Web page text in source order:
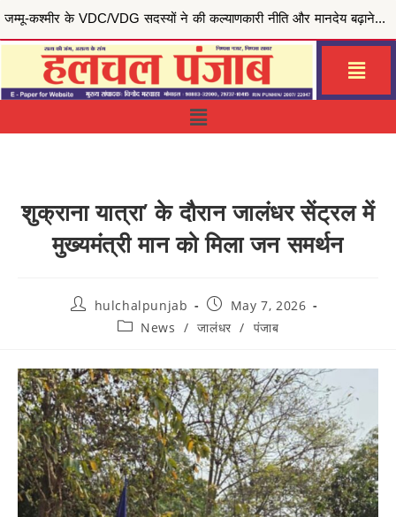
मुख्यमंत्री भगवंत सिंह मान की ‘मेरी रसोई योजना’ से जरूरतमंद परिवारों को राहत, जालंधर सेंट्रल हलका इं...
शुक्राना यात्रा’ के दौरान जालंधर सेंट्रल में
मुख्यमंत्री मान को मिला जन समर्थन
hulchalpunjab
May 7, 2026
News / जालंधर / पंजाब